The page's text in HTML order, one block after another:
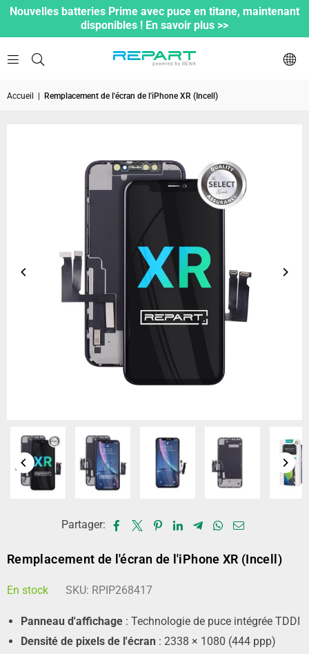
Nouvelles batteries Prime avec puce en titane, maintenant
disponibles ! En savoir plus >>
Accueil Remplacement de l'écran de l'iPhone XR (Incell)
Partager:
Remplacement de l'écran de l'iPhone XR (Incell)
En stock SKU: RPIP268417
Panneau d'affichage : Technologie de puce intégrée TDDI
Densité de pixels de l'écran : 2338 × 1080 (444 ppp)